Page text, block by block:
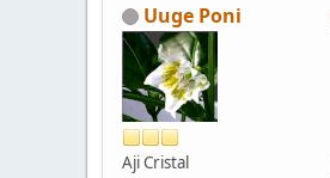
Uuge Poni
Aji Cristal